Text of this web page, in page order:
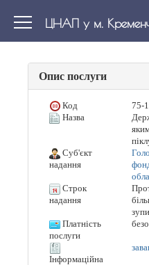
ЦНАП у м.
Опис послуги
Код
75-
Назва
Суб'єкт
надання
Строк
надання
Платність
послуги
Інформаційна